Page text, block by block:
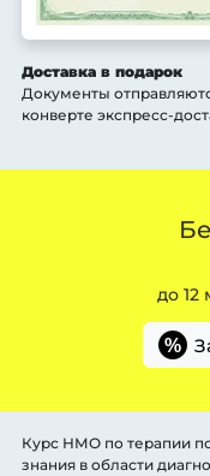
Доставка в подарок
Документы
конверте экспресс-
до 12
%
Курс НМО по терапии
знания в области